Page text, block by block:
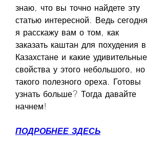
знаю, что вы точно найдете эту
статью интересной. Ведь сегодня
я расскажу вам о том, как
заказать каштан для похудения в
Казахстане и какие удивительные
свойства у этого небольшого, но
такого полезного ореха. Готовы
узнать больше? Тогда давайте
начнем!
ПОДРОБНЕЕ ЗДЕСЬ